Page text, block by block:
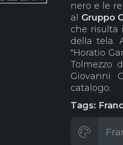
nero e le
al Gruppo
che risulta
della tela.
"Horatio
Tolmezzo
Giovanni
catalogo.
Tags: